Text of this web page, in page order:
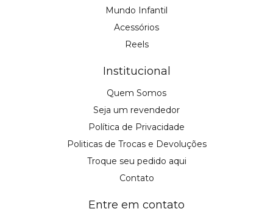
Mundo Infantil
Acessórios
Reels
Institucional
Quem Somos
Seja um revendedor
Política de Privacidade
Politicas de Trocas e Devoluções
Troque seu pedido aqui
Contato
Entre em contato